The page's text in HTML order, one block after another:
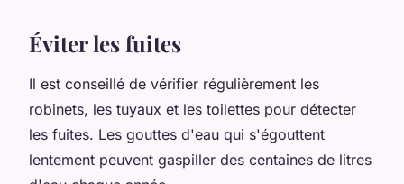
Éviter les fuites
Il est conseillé de vérifier régulièrement les
robinets, les tuyaux et les toilettes pour détecter
les fuites. Les gouttes d'eau qui s'égouttent
lentement peuvent gaspiller des centaines de litres